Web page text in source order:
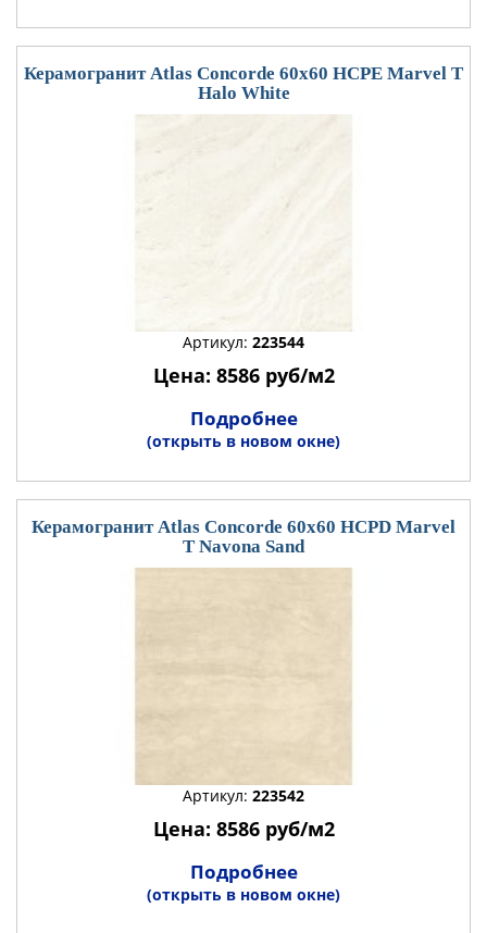
Керамогранит Atlas Concorde 60x60 HCPE Marvel T
Halo White
Артикул: 223544
Цена: 8586 руб/м2
Подробнее
(открыть в новом окне)
Керамогранит Atlas Concorde 60x60 HCPD Marvel
T Navona Sand
Артикул: 223542
Цена: 8586 руб/м2
Подробнее
(открыть в новом окне)